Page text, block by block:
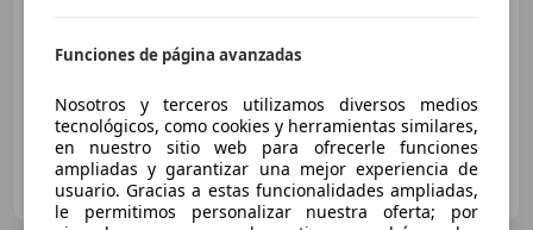
06/2022 44.010 km Gasolina
CARZA OCASIÓN
ES-50014 ZARAGOZA
Funciones de página avanzadas
Nosotros y terceros utilizamos diversos medios
tecnológicos, como cookies y herramientas similares,
en nuestro sitio web para ofrecerle funciones
ampliadas y garantizar una mejor experiencia de
usuario. Gracias a estas funcionalidades ampliadas,
le permitimos personalizar nuestra oferta; por